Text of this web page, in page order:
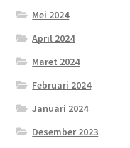
Mei 2024
April 2024
Maret 2024
Februari 2024
Januari 2024
Desember 2023